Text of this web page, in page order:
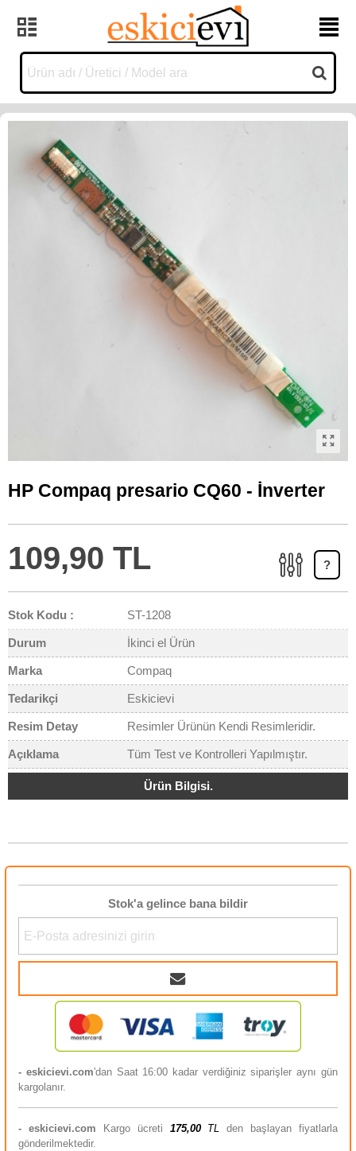
HP Compaq presario CQ60 - İnverter
109,90 TL ?
Stok Kodu : ST-1208
Durum İkinci el Ürün
Marka Compaq
Tedarikçi Eskicievi
Resim Detay Resimler Ürünün Kendi Resimleridir.
Açıklama Tüm Test ve Kontrolleri Yapılmıştır.
Ürün Bilgisi.
Stok'a gelince bana bildir
- eskicievi.com'dan Saat 16:00 kadar verdiğiniz siparişler aynı gün
kargolanır.
-eskicievi.com Kargo ücreti 175,00 TL den başlayan fiyatlarla
gönderilmektedir.